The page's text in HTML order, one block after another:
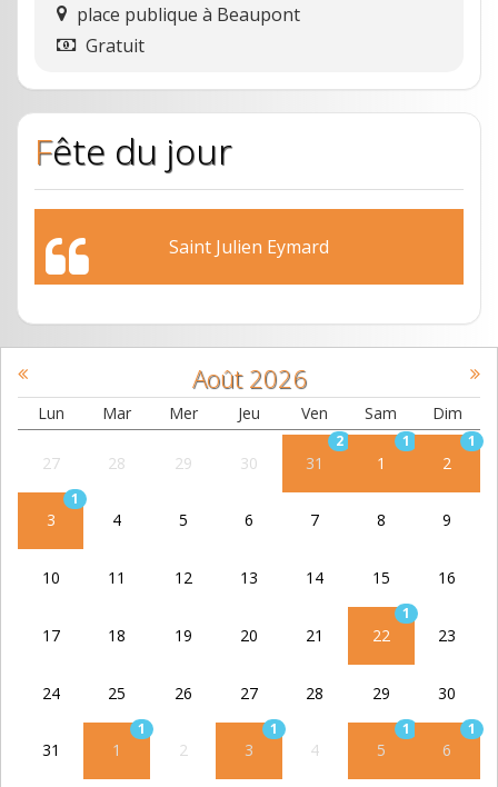
place publique à Beaupont
Gratuit
Fête du jour
Saint Julien Eymard
Août 2026
Lun Mar Mer Jeu Ven Sam Dim
27 28 29 30 31
2
1
1
2
1
3
1
4 5 6 7 8 9
10 11 12 13 14 15 16
17 18 19 20 21 22
1
23
24 25 26 27 28 29 30
31 1
1
2 3
1
4 5
1
6
1